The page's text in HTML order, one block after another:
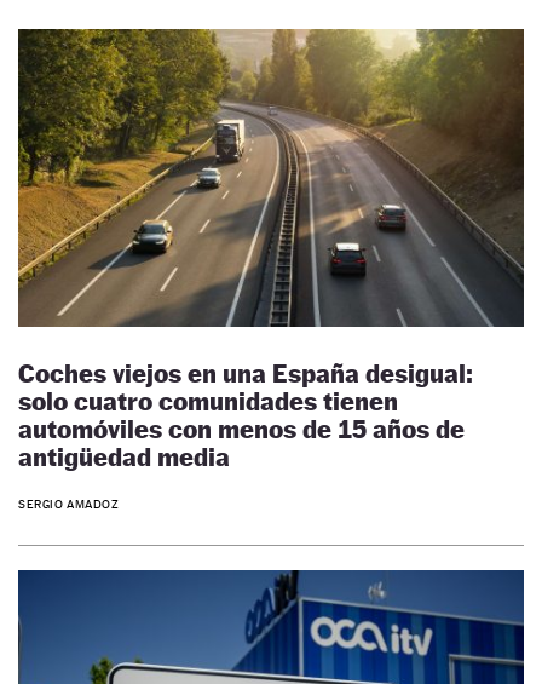
Coches viejos en una España desigual:
solo cuatro comunidades tienen
automóviles con menos de 15 años de
antigüedad media
SERGIO AMADOZ